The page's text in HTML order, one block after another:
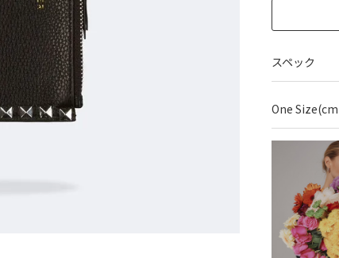
スペック
One